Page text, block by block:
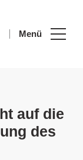
Menü
auf die
des